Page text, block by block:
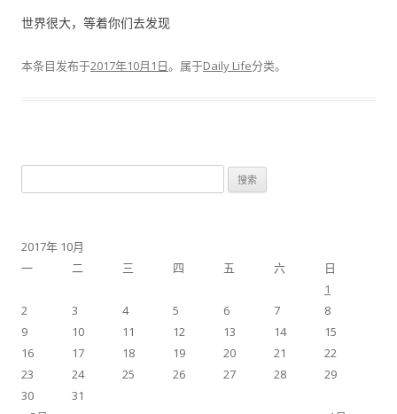
世界很大，等着你们去发现
本条目发布于2017年10月1日。属于Daily Life分类。
索：
2017年 10月
一
二 三 四 五 六
日
1
2
3 4 5 6 7
8
9
10 11 12 13 14
15
16
17 18 19 20 21
22
23
24 25 26 27 28
29
30
31